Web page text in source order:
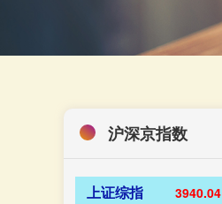
沪深京指数
上证综指 3940.04